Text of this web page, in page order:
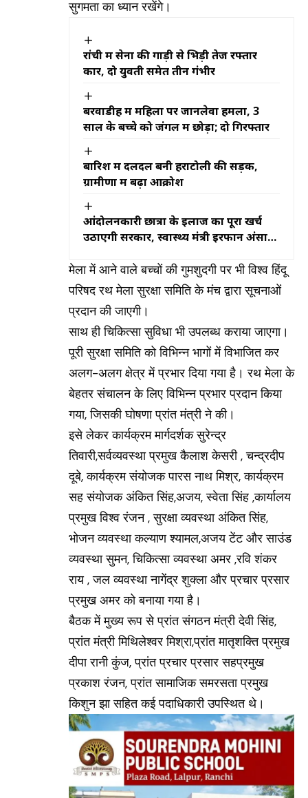
सुगमता का ध्यान रखेंगे।
रांची में सेना की गाड़ी से भिड़ी तेज रफ्तार
कार, दो युवती समेत तीन गंभीर
बरवाडीह में महिला पर जानलेवा हमला, 3
साल के बच्चे को जंगल में छोड़ा; दो गिरफ्तार
बारिश में दलदल बनी हराटोली की सड़क,
ग्रामीणों में बढ़ा आक्रोश
आंदोलनकारी छात्रों के इलाज का पूरा खर्च
उठाएगी सरकार, स्वास्थ्य मंत्री इरफान अंसारी
मेला में आने वाले बच्चों की गुमशुदगी पर भी विश्व हिंदू
परिषद रथ मेला सुरक्षा समिति के मंच द्वारा सूचनाओं
प्रदान की जाएगी।
साथ ही चिकित्सा सुविधा भी उपलब्ध कराया जाएगा।
पूरी सुरक्षा समिति को विभिन्न भागों में विभाजित कर
अलग-अलग क्षेत्र में प्रभार दिया गया है। रथ मेला के
बेहतर संचालन के लिए विभिन्न प्रभार प्रदान किया
गया, जिसकी घोषणा प्रांत मंत्री ने की।
इसे लेकर कार्यक्रम मार्गदर्शक सुरेन्द्र
तिवारी,सर्वव्यवस्था प्रमुख कैलाश केसरी , चन्द्रदीप
दूबे, कार्यक्रम संयोजक पारस नाथ मिश्र, कार्यक्रम
सह संयोजक अंकित सिंह,अजय, स्वेता सिंह ,कार्यालय
प्रमुख विश्व रंजन , सुरक्षा व्यवस्था अंकित सिंह,
भोजन व्यवस्था कल्याण श्यामल,अजय टेंट और साउंड
व्यवस्था सुमन, चिकित्सा व्यवस्था अमर ,रवि शंकर
राय , जल व्यवस्था नागेंद्र शुक्ला और प्रचार प्रसार
प्रमुख अमर को बनाया गया है।
बैठक में मुख्य रूप से प्रांत संगठन मंत्री देवी सिंह,
प्रांत मंत्री मिथिलेश्वर मिश्रा,प्रांत मातृशक्ति प्रमुख
दीपा रानी कुंज, प्रांत प्रचार प्रसार सहप्रमुख
प्रकाश रंजन, प्रांत सामाजिक समरसता प्रमुख
किशुन झा सहित कई पदाधिकारी उपस्थित थे।